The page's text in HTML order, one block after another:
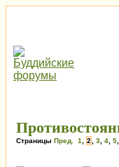
Страницы Пред. 1 2 3 4 5